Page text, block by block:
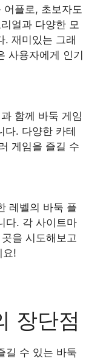
플로, 초보자도
얼과 다양한 모
. 재미있는 그래
사용자에게 인기
함께 바둑 게임
다. 다양한 카테
게임을 즐길 수
레벨의 바둑 플
다. 각 사이트마
을 시도해보고
요!
장단점
길 수 있는 바둑